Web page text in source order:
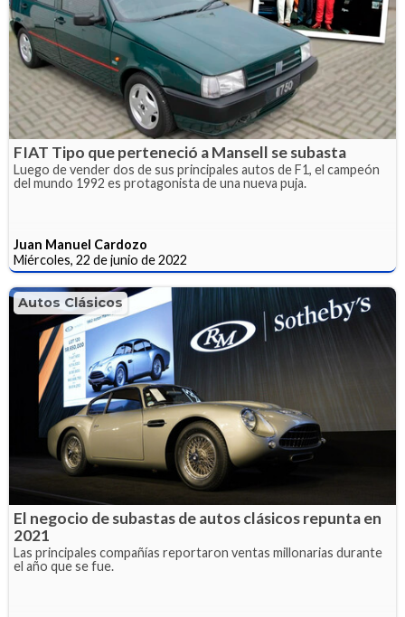
FIAT Tipo que perteneció a Mansell se subasta
Luego de vender dos de sus principales autos de F1, el campeón
del mundo 1992 es protagonista de una nueva puja.
Juan Manuel Cardozo
Miércoles, 22 de junio de 2022
Autos Clásicos
El negocio de subastas de autos clásicos repunta en
2021
Las principales compañías reportaron ventas millonarias durante
el año que se fue.